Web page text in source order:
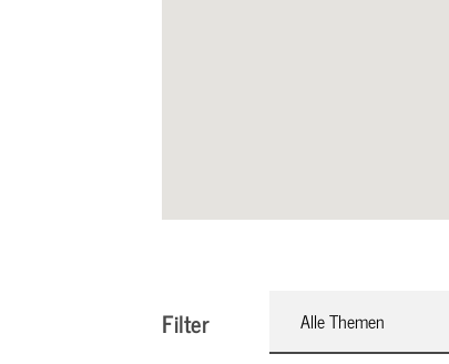
Filter Alle Themen